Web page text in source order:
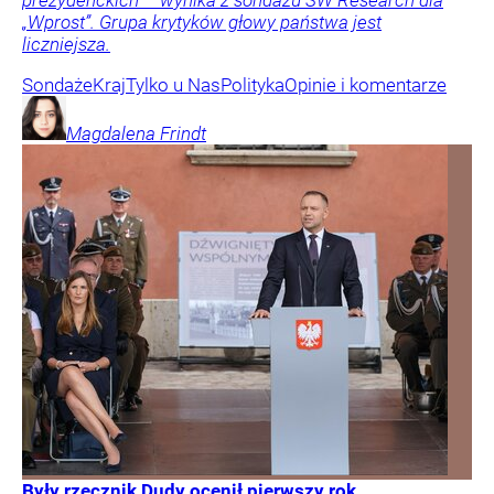
„Wprost”. Grupa krytyków głowy państwa jest
liczniejsza.
SondażeKrajTylko u NasPolitykaOpinie i komentarze
Magdalena Frindt